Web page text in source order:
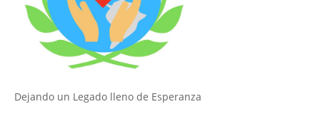
Dejando un Legado lleno de Esperanza